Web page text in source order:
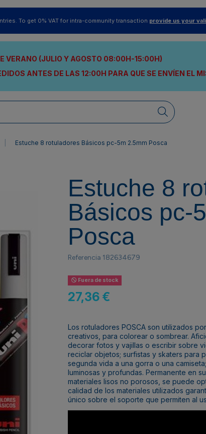
To get 0% VAT for intra-community transaction provide us your
VERANO (JULIO Y AGOSTO 08:00H-15:00H)
ANTES DE LAS 12:00H PARA QUE SE ENVÍEN EL
Estuche 8 rotuladores Básicos pc-5m 2.5mm Posca
Estuche 8
Básicos pc-
Posca
Referencia 182634679
Fuera de stock
27,36 €
Los rotuladores POSCA son utilizados
creativos, para colorear o sombrear.
decorar fotos y vajillas o escribir sobre
reciclar objetos; surfistas y skaters para
segunda vida a una gorra o una
luminosas y profundas. Permanente en
materiales lisos no porosos, se puede
calidad de los materiales utilizados
único sobre el soporte que permiten al